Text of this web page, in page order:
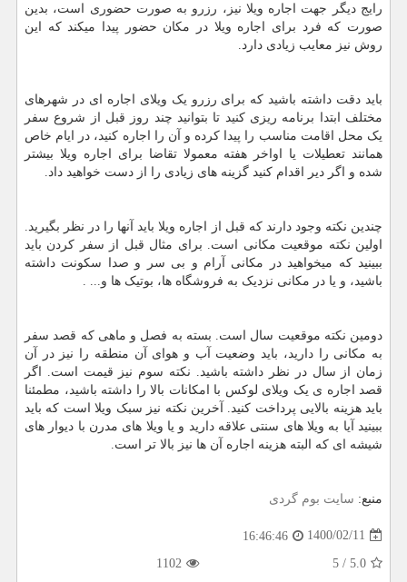
رایج دیگر جهت اجاره ویلا نیز، رزرو به صورت حضوری است، بدین
صورت که فرد برای اجاره ویلا در مکان حضور پیدا میکند که این
روش نیز معایب زیادی دارد.
باید دقت داشته باشید که برای رزرو یک ویلای اجاره ای در شهرهای
مختلف ابتدا برنامه ریزی کنید تا بتوانید چند روز قبل از شروع سفر
یک محل اقامت مناسب را پیدا کرده و آن را اجاره کنید، در ایام خاص
همانند تعطیلات یا اواخر هفته معمولا تقاضا برای اجاره ویلا بیشتر
شده و اگر دیر اقدام کنید گزینه های زیادی را از دست خواهید داد.
چندین نکته وجود دارند که قبل از اجاره ویلا باید آنها را در نظر بگیرید.
اولین نکته موقعیت مکانی است. برای مثال قبل از سفر کردن باید
ببینید که میخواهید در مکانی آرام و بی سر و صدا سکونت داشته
باشید، و یا در مکانی نزدیک به فروشگاه ها، بوتیک ها و... .
دومین نکته موقعیت سال است. بسته به فصل و ماهی که قصد سفر
به مکانی را دارید، باید وضعیت آب و هوای آن منطقه را نیز در آن
زمان از سال در نظر داشته باشید. نکته سوم نیز قیمت است. اگر
قصد اجاره ی یک ویلای لوکس با امکانات بالا را داشته باشید، مطمئنا
باید هزینه بالایی پرداخت کنید. آخرین نکته نیز سبک ویلا است که باید
ببینید آیا به ویلا های سنتی علاقه دارید و یا ویلا های مدرن با دیوار های
شیشه ای که البته هزینه اجاره آن ها نیز بالا تر است.
منبع: سایت بوم گردی
1400/02/11
16:46:46
5.0
/
5
1102